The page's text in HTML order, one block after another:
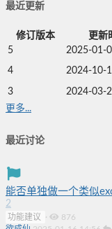
最近更新
修订版本 更新
5
2025-01-
4 2024-10-
3 2024-03-
更多...
最近讨论
能否单独做一个类似
2
功能建议 ·
876